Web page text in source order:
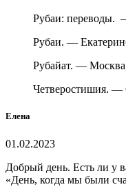
Рубаи: переводы.
Рубаи. —
Рубайат. —
Четверостишия. —
Елена
01.02.2023
Добрый день. Есть ли у
«День, когда мы были